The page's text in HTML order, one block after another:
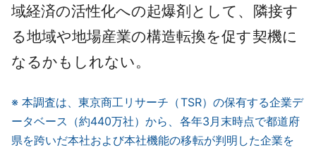
域経済の活性化への起爆剤として、隣接す
る地域や地場産業の構造転換を促す契機に
なるかもしれない。
※ 本調査は、東京商工リサーチ（TSR）の保有する企業デ
ータベース（約440万社）から、各年3月末時点で都道府
県を跨いだ本社および本社機能の移転が判明した企業を